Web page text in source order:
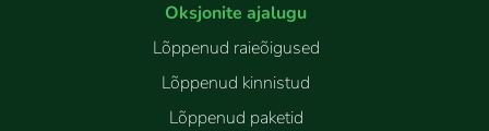
Oksjonite ajalugu
Lõppenud raieõigused
Lõppenud kinnistud
Lõppenud paketid